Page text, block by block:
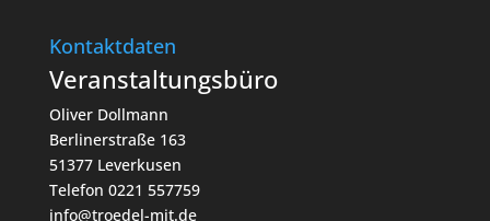
Kontaktdaten
Veranstaltungsbüro
Oliver Dollmann
Berlinerstraße 163
51377 Leverkusen
Telefon 0221 557759
info@troedel-mit.de